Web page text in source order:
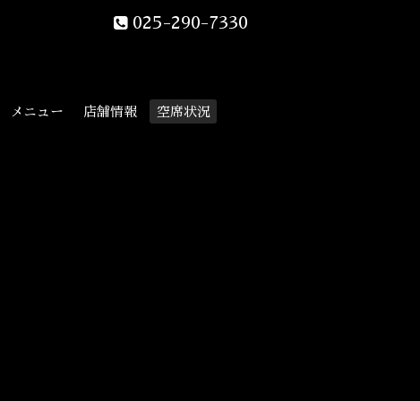
025-290-7330
メニュー 店舗情報
空席状況